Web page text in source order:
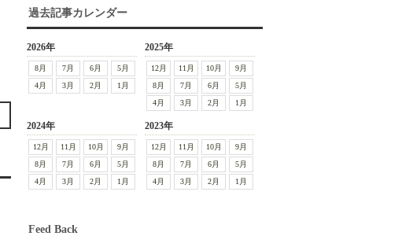
過去記事カレンダー
2026年
8月 7月 6月
5月
4月
3月 2月 1月
2025年
12月 11月 10月
9月
8月
7月 6月
5月
4月
3月 2月 1月
2024年
12月 11月 10月
9月
8月
7月 6月
5月
4月
3月 2月 1月
2023年
12月 11月 10月
9月
8月
7月 6月
5月
4月
3月 2月 1月
Feed Back